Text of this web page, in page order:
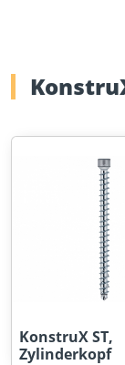
KonstruX ST,
Zylinderkopf